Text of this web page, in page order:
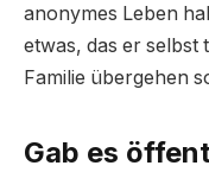
anonymes Leben
etwas, das er selbst
Familie übergehen
Gab es